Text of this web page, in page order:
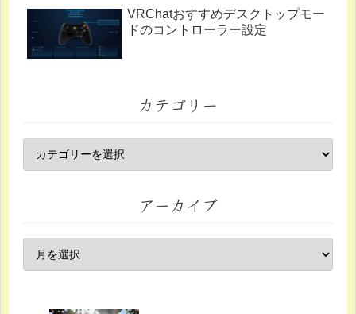
VRChatおすすめデスクトップモー
ドのコントローラー設定
カテゴリー
アーカイブ